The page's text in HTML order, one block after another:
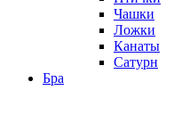
Чашки
Ложки
Канаты
Сатурн
Бра